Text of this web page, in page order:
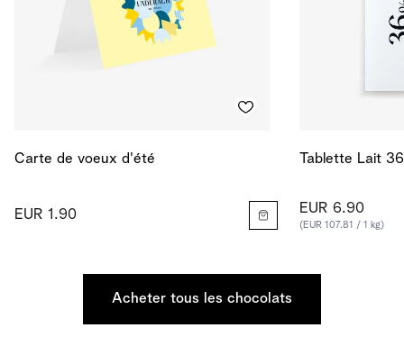
Carte de voeux d'été
EUR 1.90
Tablette Lait
EUR 6.90
(EUR 107.81 / 1 kg)
Acheter tous les chocolats